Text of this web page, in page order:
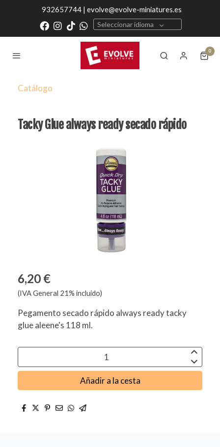
932657744 | evolve@evolve-miniatures.es
Seleccionar idioma
0
Catálogo
Tacky Glue always ready secado rápido
6,20 €
(IVA General 21% incluido)
Pegamento secado rápido always ready tacky
glue aleene's 118 ml.
Añadir a la cesta